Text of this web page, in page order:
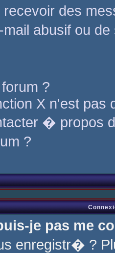
recevoir des
abusif ou de
?
X n'est pas
� propos
?
je pas me
enregistr� ?